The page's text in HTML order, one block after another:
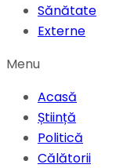
Sănătate
Externe
Menu
Acasă
Știință
Politică
Călătorii